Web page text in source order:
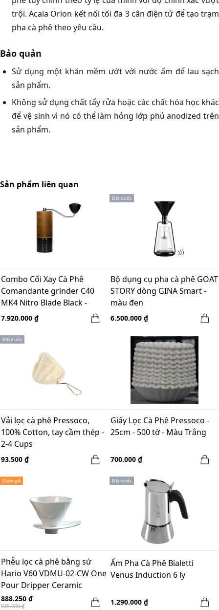
trội. Acaia Orion kết nối tối đa 3 cân điện tử để tạo trạm
pha cà phê theo yêu cầu.
Bảo quản
Sử dụng một khăn mềm ướt với nước ấm để lau sạch
sản phẩm.
Không sử dụng chất tẩy rửa hoặc các chất hóa học khác
để vệ sinh vì nó có thể làm hỏng lớp phủ anodized trên
sản phẩm.
Sản phẩm liên quan
Combo Cối Xay Cà Phê
Comandante grinder C40
MK4 Nitro Blade Black -
made in Germany + LEE_T
Comandante Case - Brow
7.920.000 ₫
Đặt trước
Bộ dụng cụ pha cà phê GOAT
STORY dòng GINA Smart -
màu đen
6.500.000 ₫
Đặt trước
Vải lọc cà phê Pressoco,
100% Cotton, tay cầm thép -
2-4 Cups
93.500 ₫
Giấy Lọc Cà Phê Pressoco -
25cm - 500 tờ - Màu Trắng
700.000 ₫
Giảm giá
Phễu lọc cà phê bằng sứ
Hario V60 VDMU-02-CW One
Pour Dripper Ceramic
888.250 ₫
935.000 ₫
Đặt trước
Ấm Pha Cà Phê Bialetti
Venus Induction 6 ly
1.290.000 ₫